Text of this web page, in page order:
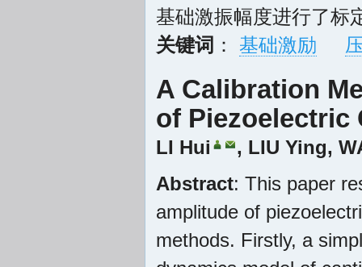
基础激振幅度进行了标
关键词 ： 基础激励
A Calibration
of Piezoelectric
LI Hui , LIU Ying,
Abstract: This paper
amplitude of
methods. Firstly, a